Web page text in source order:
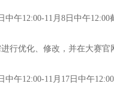
中午12:00-11月8日中午12:00
行优化、修改，并在大赛官
中午12:00-11月17日中午